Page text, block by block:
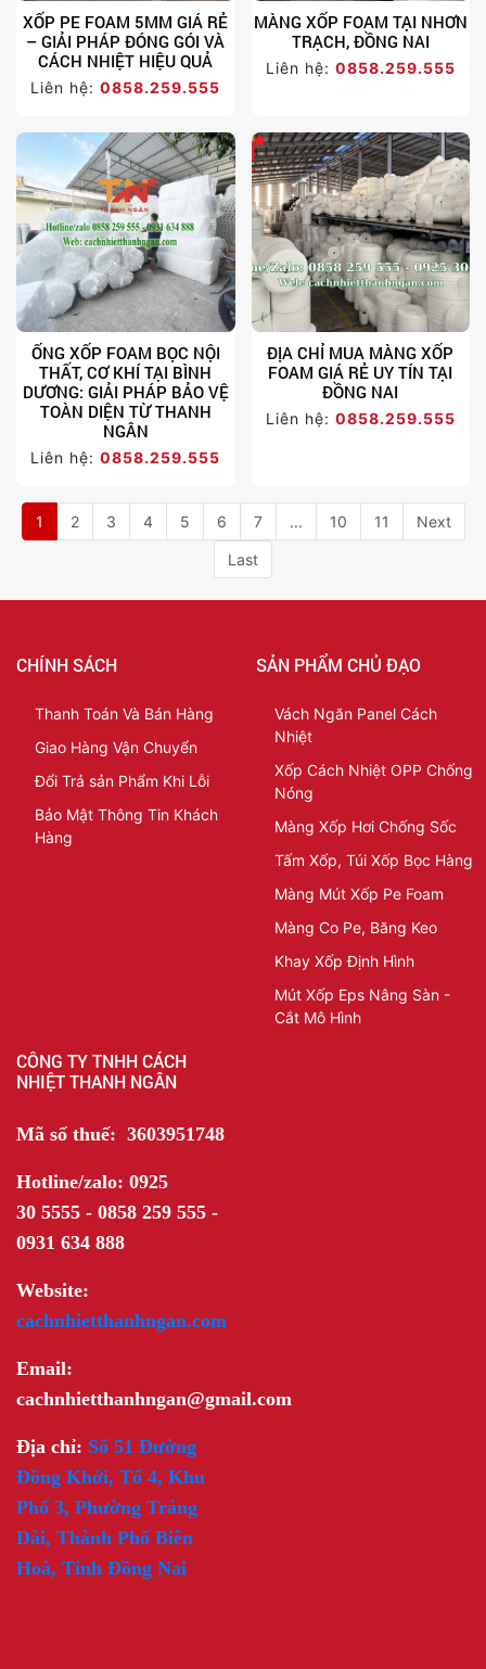
XỐP PE FOAM 5MM GIÁ RẺ
– GIẢI PHÁP ĐÓNG GÓI VÀ
CÁCH NHIỆT HIỆU QUẢ
Liên hệ:0858.259.555
MÀNG XỐP FOAM TẠI NHƠN
TRẠCH, ĐỒNG NAI
Liên hệ: 0858.259.555
ỐNG XỐP FOAM BỌC NỘI
THẤT, CƠ KHÍ TẠI BÌNH
DƯƠNG: GIẢI PHÁP BẢO VỆ
TOÀN DIỆN TỪ THANH
NGÂN
Liên hệ:0858.259.555
ĐỊA CHỈ MUA MÀNG XỐP
FOAM GIÁ RẺ UY TÍN TẠI
ĐỒNG NAI
Liên hệ: 0858.259.555
1 2 3 4 5 6 7 ... 10 11 Next
Last
CHÍNH SÁCH
Thanh Toán Và Bán Hàng
Giao Hàng Vận Chuyển
Đổi Trả sản Phẩm Khi Lỗi
Bảo Mật Thông Tin Khách
Hàng
SẢN PHẨM CHỦ ĐẠO
Vách Ngăn Panel Cách
Nhiệt
Xốp Cách Nhiệt OPP Chống
Nóng
Màng Xốp Hơi Chống Sốc
Tấm Xốp, Túi Xốp Bọc Hàng
Màng Mút Xốp Pe Foam
Màng Co Pe, Băng Keo
Khay Xốp Định Hình
Mút Xốp Eps Nâng Sàn -
Cắt Mô Hình
CÔNG TY TNHH CÁCH
NHIỆT THANH NGÂN
Mã số thuế: 3603951748
Hotline/zalo: 0925
30 5555 - 0858 259 555 -
0931 634 888
Website:
cachnhietthanhngan.com
Email:
cachnhietthanhngan@gmail.com
Địa chỉ: Số 51 Đường
Đồng Khởi, Tổ 4, Khu
Phố 3, Phường Trảng
Dài, Thành Phố Biên
Hoà, Tỉnh Đồng Nai